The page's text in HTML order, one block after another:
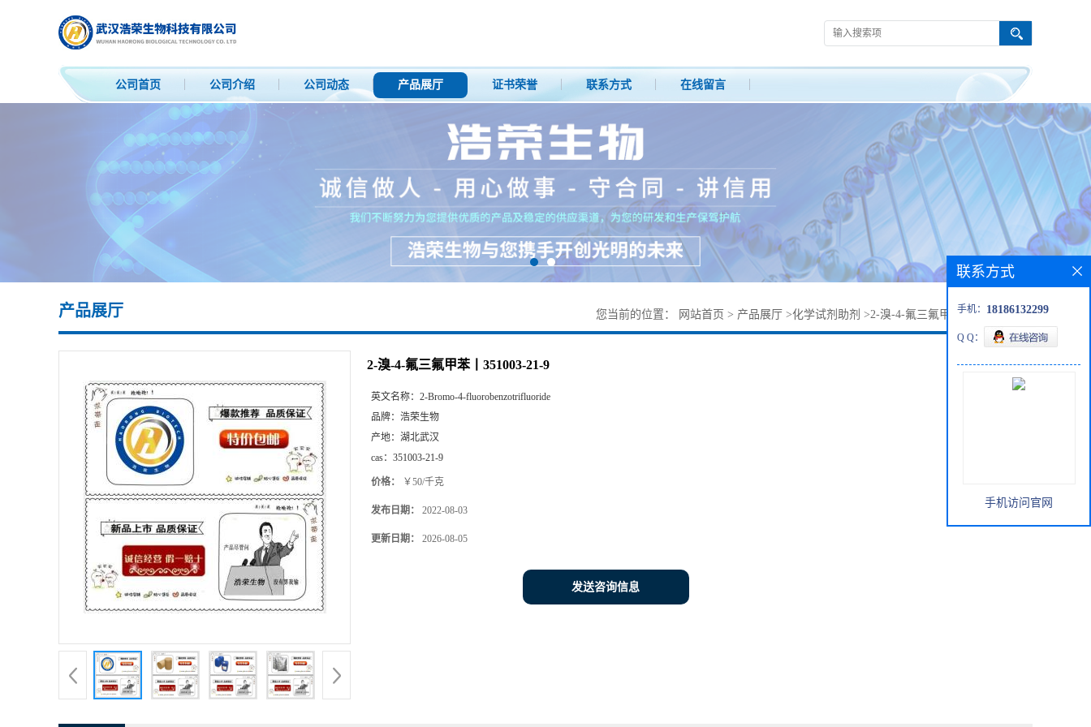
公司首页 公司介绍 公司动态 产品展厅 证书荣誉 联系方式 在线留言
产品展厅 您当前的位置： 网站首页 > 产品展厅 >化学试剂助剂 >2-溴-4-氟三氟甲苯丨351003-21-9
2-溴-4-氟三氟甲苯丨351003-21-9
英文名称： 2-Bromo-4-fluorobenzotrifluoride
品牌： 浩荣生物
产地： 湖北武汉
cas： 351003-21-9
价格： ￥50/千克
发布日期： 2022-08-03
更新日期： 2026-08-05
发送咨询信息
联系方式
手机： 18186132299
Q Q：
手机访问官网